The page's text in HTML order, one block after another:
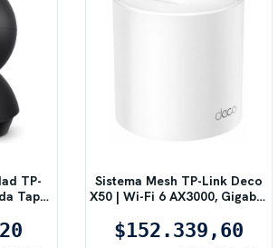
TP-
Tapo
Sistema Mesh TP-Link Deco
X50 | Wi-Fi 6 AX3000, Gigabit,
$152.339,60